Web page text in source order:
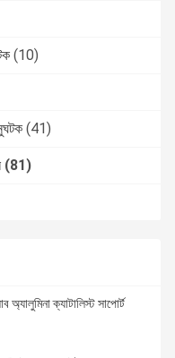
(10)
(41)
(81)
অ্যালুমিনা ক্যাটালিস্ট সাপোর্ট